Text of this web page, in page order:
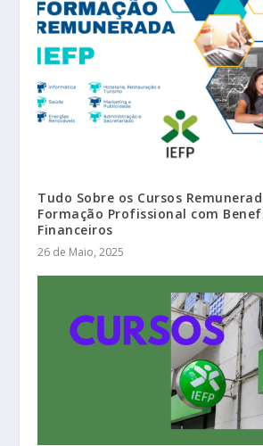
Tudo Sobre os Cursos
Formação Profissional com
Financeiros
26 de Maio, 2025